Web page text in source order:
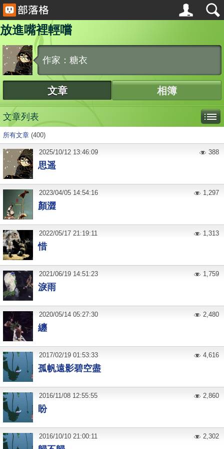
放進嘴裡輕嚐
作家：糖衣
文章 相簿
文章列表
所有文章 (400)
思遥
2025/10/12 13:46:09 388
顏澀
2023/04/05 14:54:16 1,297
惜
2022/05/17 21:19:11 1,313
淚雨
2021/06/19 14:51:23 1,759
纏
2020/05/14 05:27:30 2,480
孤帆遠影碧空盡
2017/02/19 01:53:33 4,616
盼
2016/11/08 12:55:55 2,860
2016/10/10 21:00:11 2,302